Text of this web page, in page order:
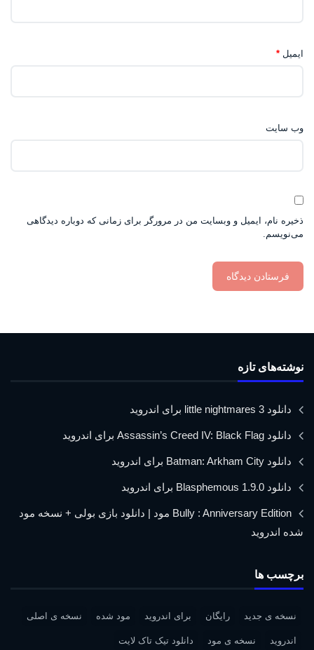
ایمیل *
وب‌ سایت
ذخیره نام، ایمیل و وبسایت من در مرورگر برای زمانی که دوباره دیدگاهی
می‌نویسم.
نوشته‌های تازه
دانلود little nightmares 3 برای اندروید
دانلود Assassin’s Creed IV: Black Flag برای اندروید
دانلود Batman: Arkham City برای اندروید
دانلود Blasphemous 1.9.0 برای اندروید
Bully : Anniversary Edition مود | دانلود بازی بولی + نسخه مود
شده اندروید
برچسب ها
نسخه ی جدید رایگان برای اندروید مود شده نسخه ی اصلی
اندروید نسخه ی مود دانلود تیک تاک لایت